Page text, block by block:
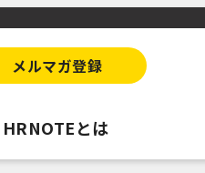
メルマガ登録
HRNOTEとは